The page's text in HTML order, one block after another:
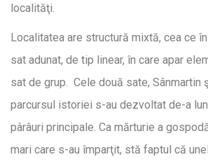
localităţi.
Localitatea are structură mixtă, cea ce
sat adunat, de tip linear, în care apar
sat de grup. Cele două sate, Sânmartin
parcursul istoriei s-au dezvoltat de-a
pârâuri principale. Ca mărturie a
mari care s-au împarţit, stă faptul că